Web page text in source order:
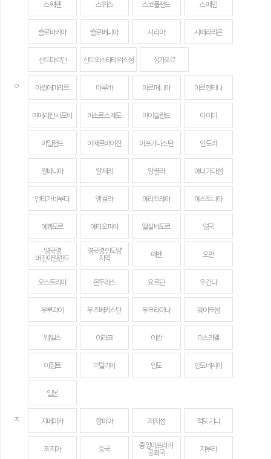
스웨덴 스위스 스코틀랜드 스페인
슬로바키아 슬로베니아 시리아 시에라리온
신트마르턴 신트외스타티위스섬 싱가포르
ㅇ 아랍에미리트 아루바 아르메니아 아르헨티나
아메리칸 사모아 아소르스 제도 아이슬란드 아이티
아일랜드 아제르바이잔 아프가니스탄 안도라
알바니아 알제리 앙골라 애너가다섬
앤티가 바부다 앵귈라 에리트레아 에스토니아
에콰도르 에티오피아 엘살바도르 영국
영국령
버진아일랜드
영국령 인도양
지역
예멘 오만
오스트리아 온두라스 요르단 우간다
우루과이 우즈베키스탄 우크라이나 웨이크섬
웨일스 이라크 이란 이스라엘
이집트 이탈리아 인도 인도네시아
일본
ㅈ 자메이카 잠비아 저지섬 적도 기니
조지아 중국
중앙아프리카
공화국
지부티